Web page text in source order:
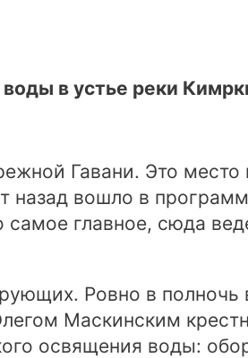
в устье реки
Гавани. Это место
назад вошло в
главное, сюда
Ровно в полночь
Маскинским
освящения воды: